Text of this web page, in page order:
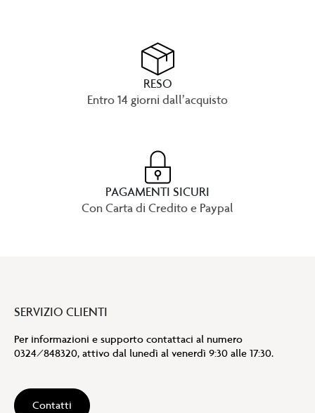
RESO
Entro 14 giorni dall’acquisto
PAGAMENTI SICURI
Con Carta di Credito e Paypal
SERVIZIO CLIENTI
Per informazioni e supporto contattaci al numero
0324/848320, attivo dal lunedì al venerdì 9:30 alle 17:30.
Contatti